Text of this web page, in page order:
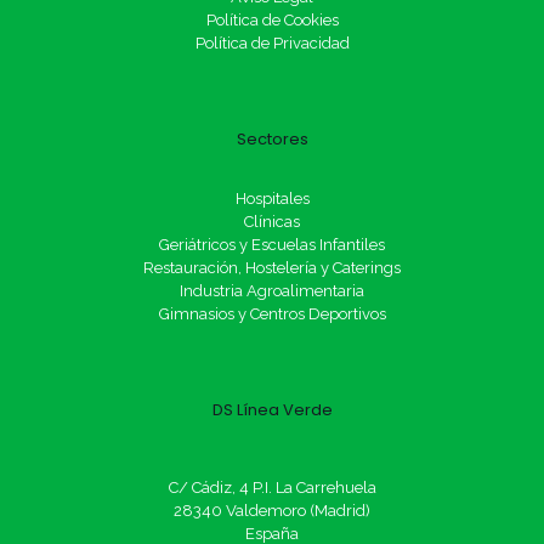
Política de Cookies
Política de Privacidad
Sectores
Hospitales
Clínicas
Geriátricos y Escuelas Infantiles
Restauración, Hostelería y Caterings
Industria Agroalimentaria
Gimnasios y Centros Deportivos
DS Línea Verde
C/ Cádiz, 4 P.I. La Carrehuela
28340 Valdemoro (Madrid)
España